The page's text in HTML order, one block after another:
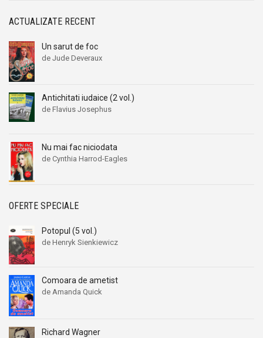
ACTUALIZATE RECENT
Un sarut de foc
de Jude Deveraux
Antichitati iudaice (2 vol.)
de Flavius Josephus
Nu mai fac niciodata
de Cynthia Harrod-Eagles
OFERTE SPECIALE
Potopul (5 vol.)
de Henryk Sienkiewicz
Comoara de ametist
de Amanda Quick
Richard Wagner